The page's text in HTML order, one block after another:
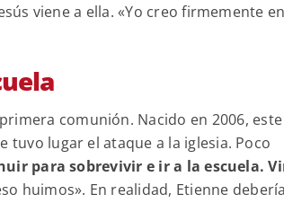
viene a ella. «Yo creo firmemente en
comunión. Nacido en 2006, este
tuvo lugar el ataque a la iglesia. Poco
para sobrevivir e ir a la escuela.
huimos». En realidad, Etienne debería